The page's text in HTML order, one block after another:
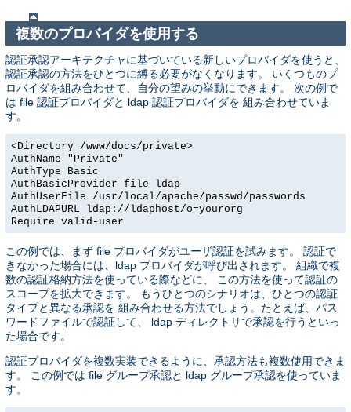
複数のプロバイダを使用する
認証承認アーキテクチャに基づいている新しいプロバイダを使うと、
認証承認の方法をひとつに縛る必要がなくなります。 いくつものプ
ロバイダを組み合わせて、自分の望みの挙動にできます。 次の例で
は file 認証プロバイダと ldap 認証プロバイダを 組み合わせていま
す。
<Directory /www/docs/private>
AuthName "Private"
AuthType Basic
AuthBasicProvider file ldap
AuthUserFile /usr/local/apache/passwd/passwords
AuthLDAPURL ldap://ldaphost/o=yourorg
Require valid-user
この例では、まず file プロバイダがユーザ認証を試みます。 認証で
きなかった場合には、ldap プロバイダが呼び出されます。 組織で複
数の認証格納方法を使っている際などに、 この方法を使って認証の
スコープを拡大できます。 もうひとつのシナリオは、ひとつの認証
タイプと異なる承認を 組み合わせる方法でしょう。たとえば、パス
ワードファイルで認証して、 ldap ディレクトリで承認を行うといっ
た場合です。
認証プロバイダを複数実装できるように、承認方法も複数使用できま
す。 この例では file グループ承認と ldap グループ承認を使っていま
す。